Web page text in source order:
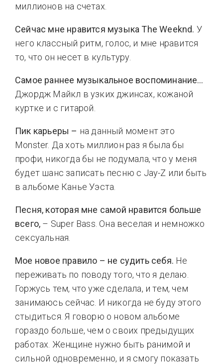
миллионов на счетах.
Сейчас мне нравится музыка The Weeknd. У
него классный ритм, голос, и мне нравится
то, что он несет в культуру.
Самое раннее музыкальное воспоминание…
Джордж Майкл в узких джинсах, кожаной
куртке и с гитарой.
Пик карьеры – на данный момент это
Monster. Да хоть миллион раз я была бы
профи, никогда бы не подумала, что у меня
будет шанс записать песню с Jay-Z или быть
в альбоме Канье Уэста.
Песня, которая мне самой нравится больше
всего, – Super Bass. Она веселая и немножко
сексуальная.
Мое новое правило – не судить себя. Не
переживать по поводу того, что я делаю.
Горжусь тем, что уже сделала, и тем, чем
занимаюсь сейчас. И никогда не буду этого
стыдиться. Я говорю о новом альбоме
гораздо больше, чем о своих предыдущих
работах. Женщине нужно быть ранимой и
сильной одновременно, и я смогу показать